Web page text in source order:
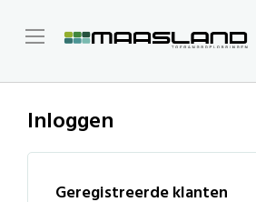
Inloggen
Geregistreerde klanten